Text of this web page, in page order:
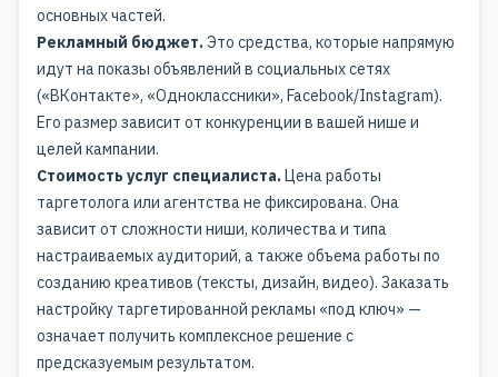
основных частей.
Рекламный бюджет.Это средства, которые напрямую
идут на показы объявлений в социальных сетях
(«ВКонтакте», «Одноклассники», Facebook/Instagram).
Его размер зависит от конкуренции в вашей нише и
целей кампании.
Стоимость услуг специалиста.Цена работы
таргетолога или агентства не фиксирована. Она
зависит от сложности ниши, количества и типа
настраиваемых аудиторий, а также объема работы по
созданию креативов (тексты, дизайн, видео). Заказать
настройку таргетированной рекламы «под ключ» —
означает получить комплексное решение с
предсказуемым результатом.